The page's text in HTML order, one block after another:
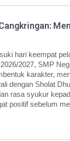
hari keempat
2027, SMP
karakter,
dengan Sholat
rasa syukur
positif sebelum